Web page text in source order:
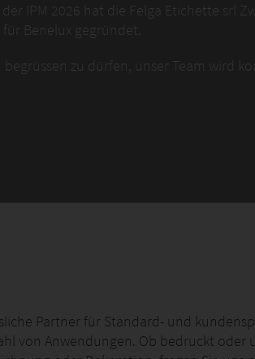
IPM 2026 hat die Felga Etichette srl
Benelux gegründet.
begrüssen zu dürfen, unser Team wird
Partner für Standard- und
von Anwendungen. Ob bedruckt oder